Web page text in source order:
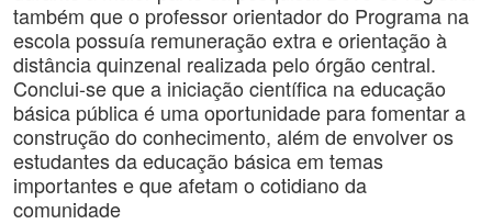
também que o professor orientador do Programa na
escola possuía remuneração extra e orientação à
distância quinzenal realizada pelo órgão central.
Conclui-se que a iniciação científica na educação
básica pública é uma oportunidade para fomentar a
construção do conhecimento, além de envolver os
estudantes da educação básica em temas
importantes e que afetam o cotidiano da
comunidade